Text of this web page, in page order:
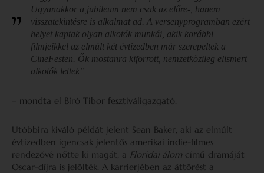
Ugyanakkor a jubileum nem csak az előre-, hanem
visszatekintésre is alkalmat ad. A versenyprogramban ezért
helyet kaptak olyan alkotók munkái, akik korábbi
filmjeikkel az elmúlt két évtizedben már szerepeltek a
CineFesten. Ők mostanra kiforrott, nemzetközileg elismert
alkotók lettek”
– mondta el Bíró Tibor fesztiváligazgató.
Utóbbira kiváló példát jelent Sean Baker, aki az elmúlt
évtizedben igencsak jelentős amerikai indie-filmes
rendezővé nőtte ki magát, a Floridai álom című drámáját
Oscar-díjra is jelölték. A karrierjében az áttörést a